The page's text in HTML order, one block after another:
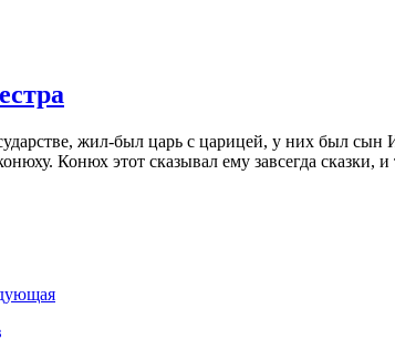
жил-был царь с царицей, у них был сын
Конюх этот сказывал ему завсегда сказки, и